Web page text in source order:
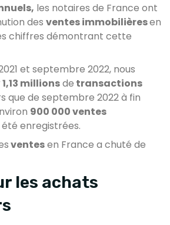
les notaires de France ont
des ventes immobilièresen
chiffres démontrant cette
et septembre 2022, nous
1,13 millionsde transactions
que de septembre 2022 à fin
900 000 ventes
enregistrées.
ventesen France a chuté de
les achats